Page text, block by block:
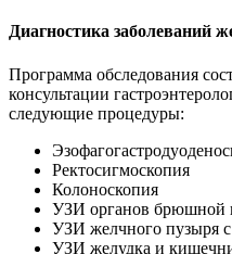
Диагностика заболеваний
Программа обследования
консультации
следующие процедуры:
Ректосигмоскопия
Колоноскопия
УЗИ органов брюшной
УЗИ желчного пузыря
УЗИ желудка и